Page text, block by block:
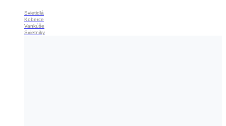
Svietidlá
Koberce
Vankúše
Svietniky